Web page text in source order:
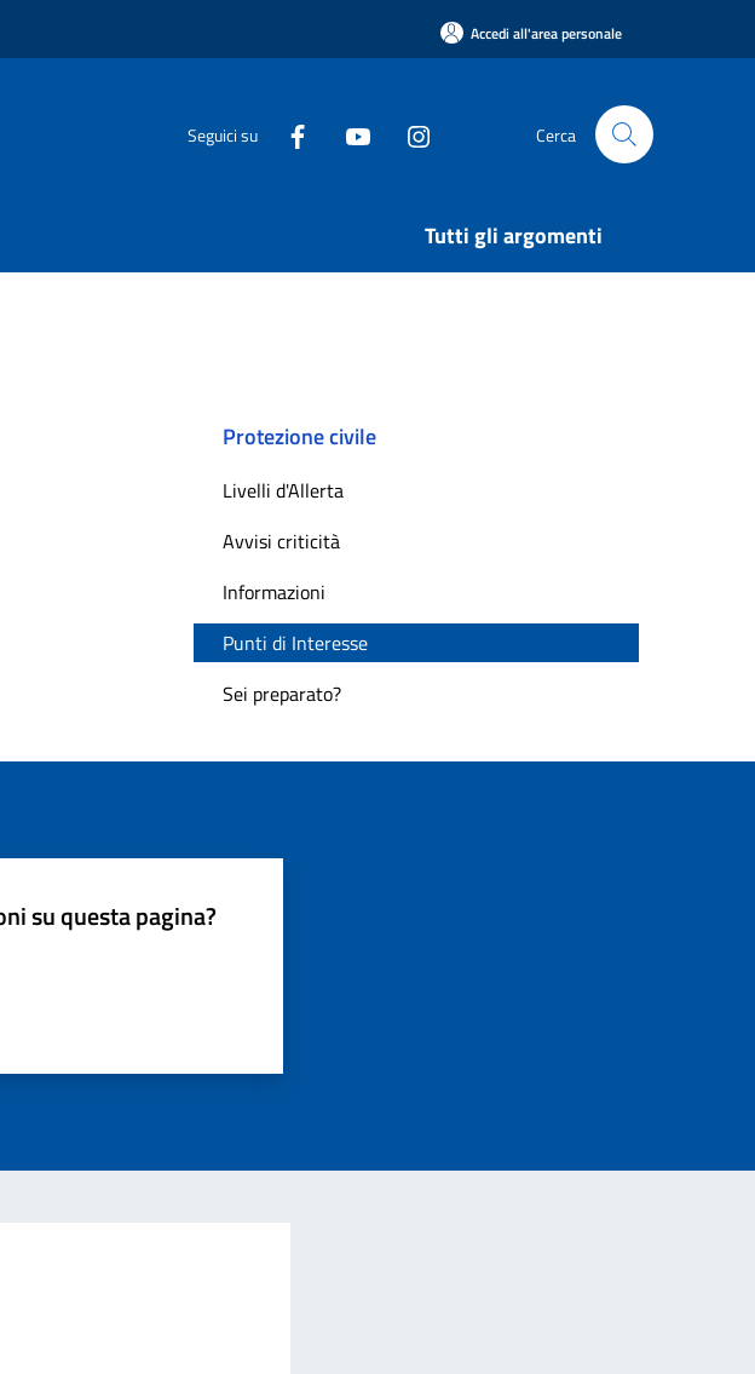
Accedi all'area personale
Seguici su Cerca
Tutti gli argomenti
Protezione civile
Livelli d'Allerta
Avvisi criticità
Informazioni
Punti di Interesse
Sei preparato?
su questa pagina?